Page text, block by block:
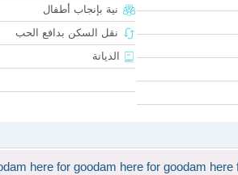
نية بإنجاب أطفال
نقل السكن بدافع الحب
الديانة
here for goodam here for goodam